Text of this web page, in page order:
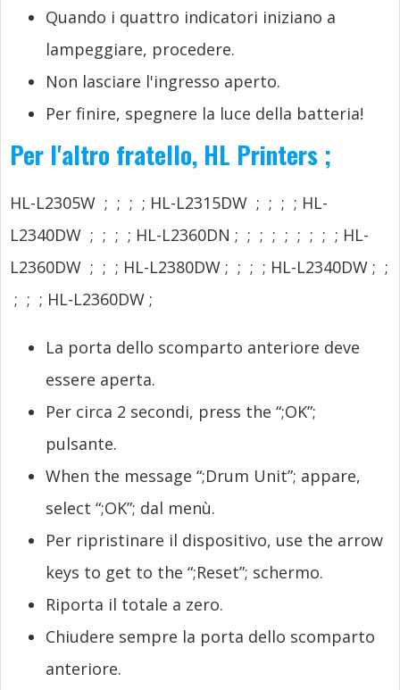
Quando i quattro indicatori iniziano a
lampeggiare, procedere.
Non lasciare l'ingresso aperto.
Per finire, spegnere la luce della batteria!
Per l'altro fratello, HL Printers ;
HL-L2305W ; ; ; ; HL-L2315DW ; ; ; ; HL-
L2340DW ; ; ; ; HL-L2360DN ; ; ; ; ; ; ; ; ; HL-
L2360DW ; ; ; HL-L2380DW ; ; ; ; HL-L2340DW ; ;
; ; ; HL-L2360DW ;
La porta dello scomparto anteriore deve
essere aperta.
Per circa 2 secondi, press the “;OK”;
pulsante.
When the message “;Drum Unit”; appare,
select “;OK”; dal menù.
Per ripristinare il dispositivo, use the arrow
keys to get to the “;Reset”; schermo.
Riporta il totale a zero.
Chiudere sempre la porta dello scomparto
anteriore.